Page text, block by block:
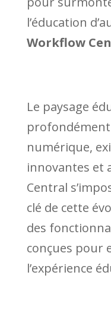
l’éducation
Workflow
Le paysage
numérique,
innovantes et
Central
clé de cette
des
conçues pour
l’expérience